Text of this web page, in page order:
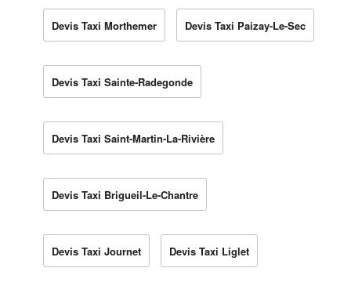
Devis Taxi Morthemer Devis Taxi Paizay-Le-Sec
Devis Taxi Sainte-Radegonde
Devis Taxi Saint-Martin-La-Rivière
Devis Taxi Brigueil-Le-Chantre
Devis Taxi Journet Devis Taxi Liglet